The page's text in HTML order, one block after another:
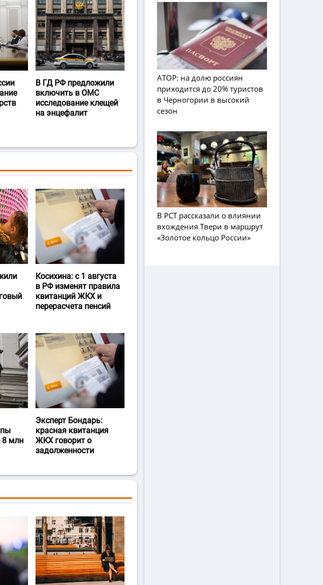
В ГД РФ предложили
включить в ОМС
исследование клещей
на энцефалит
Косихина: с 1 августа
в РФ изменят правила
квитанций ЖКХ и
перерасчета пенсий
млн
Эксперт Бондарь:
красная квитанция
ЖКХ говорит о
задолженности
АТОР: на долю россиян
приходится до 20% туристов
в Черногории в высокий
сезон
В РСТ рассказали о влиянии
вхождения Твери в маршрут
«Золотое кольцо России»